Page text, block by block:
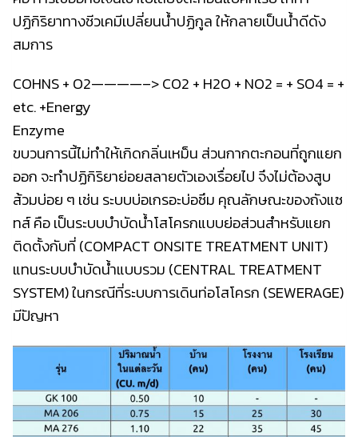
ปฏิกิริยาทางชีวเคมีเปลี่ยนน้ำปฏิกูล ให้กลายเป็นน้ำดีดัง
สมการ
COHNS + O2————–> CO2 + H2O + NO2 = + SO4 = +
etc. +Energy
Enzyme
ขบวนการนี้ไม่ทำให้เกิดกลิ่นเหม็น ส่วนกากตะกอนที่ถูกแยก
ออก จะทำปฏิกิริยาย่อยสลายตัวเองเรื่อยไป จึงไม่ต้องสูบ
ส้วมบ่อย ๆ เช่น ระบบบ่อเกรอะบ่อซึม คุณลักษณะของถังแซ
ทส์ คือ เป็นระบบบำบัดน้ำโสโครกแบบย่อส่วนสำหรับแยก
ติดตั้งกับที่ (COMPACT ONSITE TREATMENT UNIT)
แทนระบบบำบัดน้ำแบบรวม (CENTRAL TREATMENT
SYSTEM) ในกรณีที่ระบบการเดินท่อโสโครก (SEWERAGE)
มีปัญหา